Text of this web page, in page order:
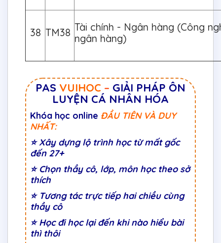
38 TM38 Tài chính - Ngân hàng (Công
ngân hàng)
PAS VUIHOC – GIẢI PHÁP ÔN
LUYỆN CÁ NHÂN HÓA
Khóa học online ĐẦU TIÊN VÀ DUY
NHẤT:
⭐Xây dựng lộ trình học từ mất gốc
đến 27+
⭐ Chọn thầy cô, lớp, môn học theo sở
thích
⭐ Tương tác trực tiếp hai chiều cùng
thầy cô
⭐ Học đi học lại đến khi nào hiểu bài
thì thôi